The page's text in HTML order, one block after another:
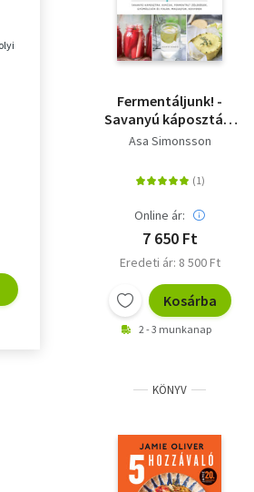
Fermentáljunk! -
Savanyú káposzták,
kimcsik, fermentált
gyümölcsök és italok,
magsajtok, kenyerek
Asa Simonsson
Online ár:
7 650 Ft
Eredeti ár: 8 500 Ft
Kosárba
2 - 3 munkanap
KÖNYV